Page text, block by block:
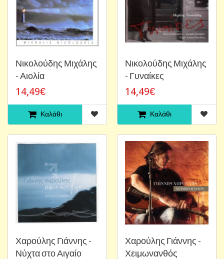
Νικολούδης Μιχάλης
- Αιολία
14,49€
Καλάθι
Νικολούδης Μιχάλης
- Γυναίκες
14,49€
Καλάθι
Χαρούλης Γιάννης -
Νύχτα στο Αιγαίο
Χαρούλης Γιάννης -
Χειμωνανθός